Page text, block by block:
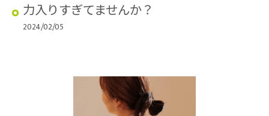
力入りすぎてませんか？
2024/02/05